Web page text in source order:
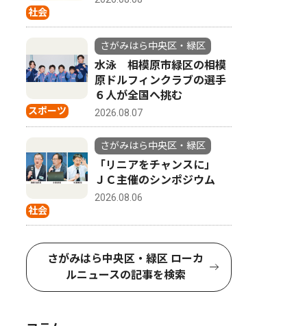
社会
スポーツ
さがみはら中央区・緑区
水泳 相模原市緑区の相模
原ドルフィンクラブの選手
６人が全国へ挑む
2026.08.07
社会
さがみはら中央区・緑区
「リニアをチャンスに」
ＪＣ主催のシンポジウム
2026.08.06
さがみはら中央区・緑区 ローカ
ルニュースの記事を検索